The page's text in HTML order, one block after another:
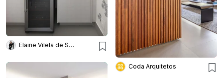
Elaine Vilela de Sousa
Coda Arquitetos